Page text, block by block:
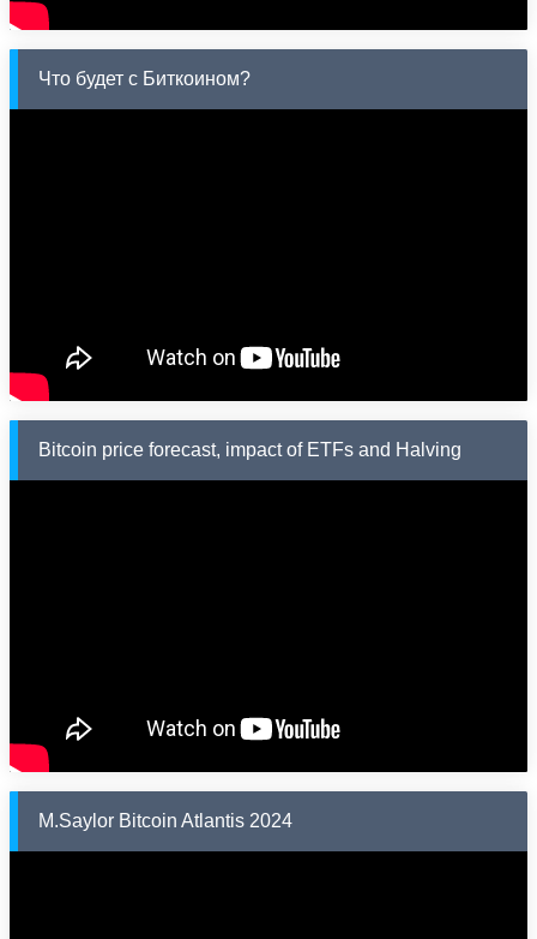
Что будет с Биткоином?
Bitcoin price forecast, impact of ETFs and Halving
M.Saylor Bitcoin Atlantis 2024